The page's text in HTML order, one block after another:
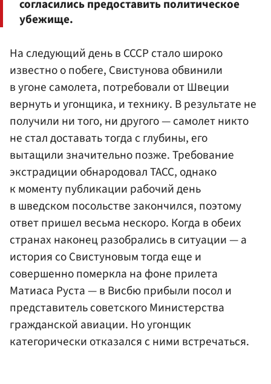
согласились предоставить политическое
убежище.
На следующий день в СССР стало широко
известно о побеге, Свистунова обвинили
в угоне самолета, потребовали от Швеции
вернуть и угонщика, и технику. В результате не
получили ни того, ни другого — самолет никто
не стал доставать тогда с глубины, его
вытащили значительно позже. Требование
экстрадиции обнародовал ТАСС, однако
к моменту публикации рабочий день
в шведском посольстве закончился, поэтому
ответ пришел весьма нескоро. Когда в обеих
странах наконец разобрались в ситуации — а
история со Свистуновым тогда еще и
совершенно померкла на фоне прилета
Матиаса Руста — в Висбю прибыли посол и
представитель советского Министерства
гражданской авиации. Но угонщик
категорически отказался с ними встречаться.